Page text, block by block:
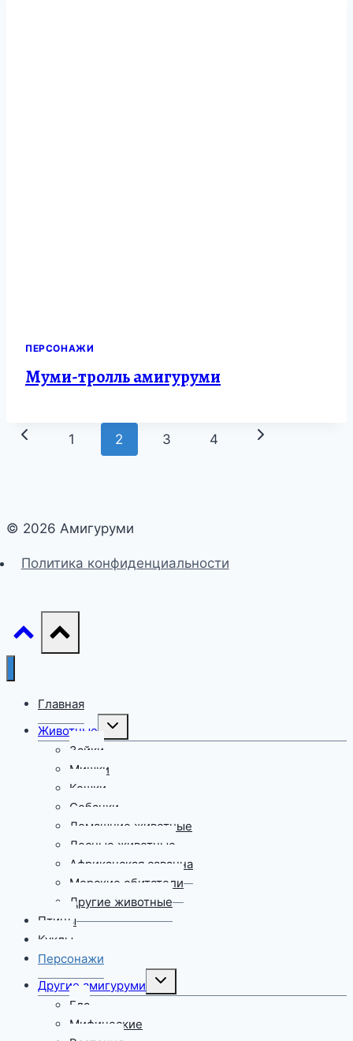
ПЕРСОНАЖИ
Муми-тролль амигуруми
Навигация
Предыдущая
1 2 3 4
Следующая
© 2026 Амигуруми
Политика конфиденциальности
Главная
Животные
Переключить
меню
Зайки
Мишки
Кошки
Собачки
Домашние животные
Лесные животные
Африканская саванна
Морские обитатели
Другие животные
Птицы
Куклы
Персонажи
Другие амигуруми
Переключить
меню
Еда
Мифические